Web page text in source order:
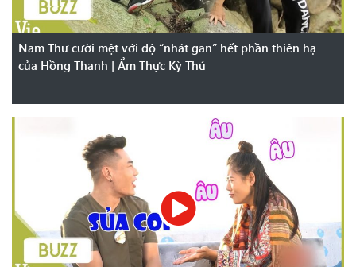
Nam Thư cười mệt với độ “nhát gan” hết phần thiên hạ
của Hồng Thanh | Ẩm Thực Kỳ Thú